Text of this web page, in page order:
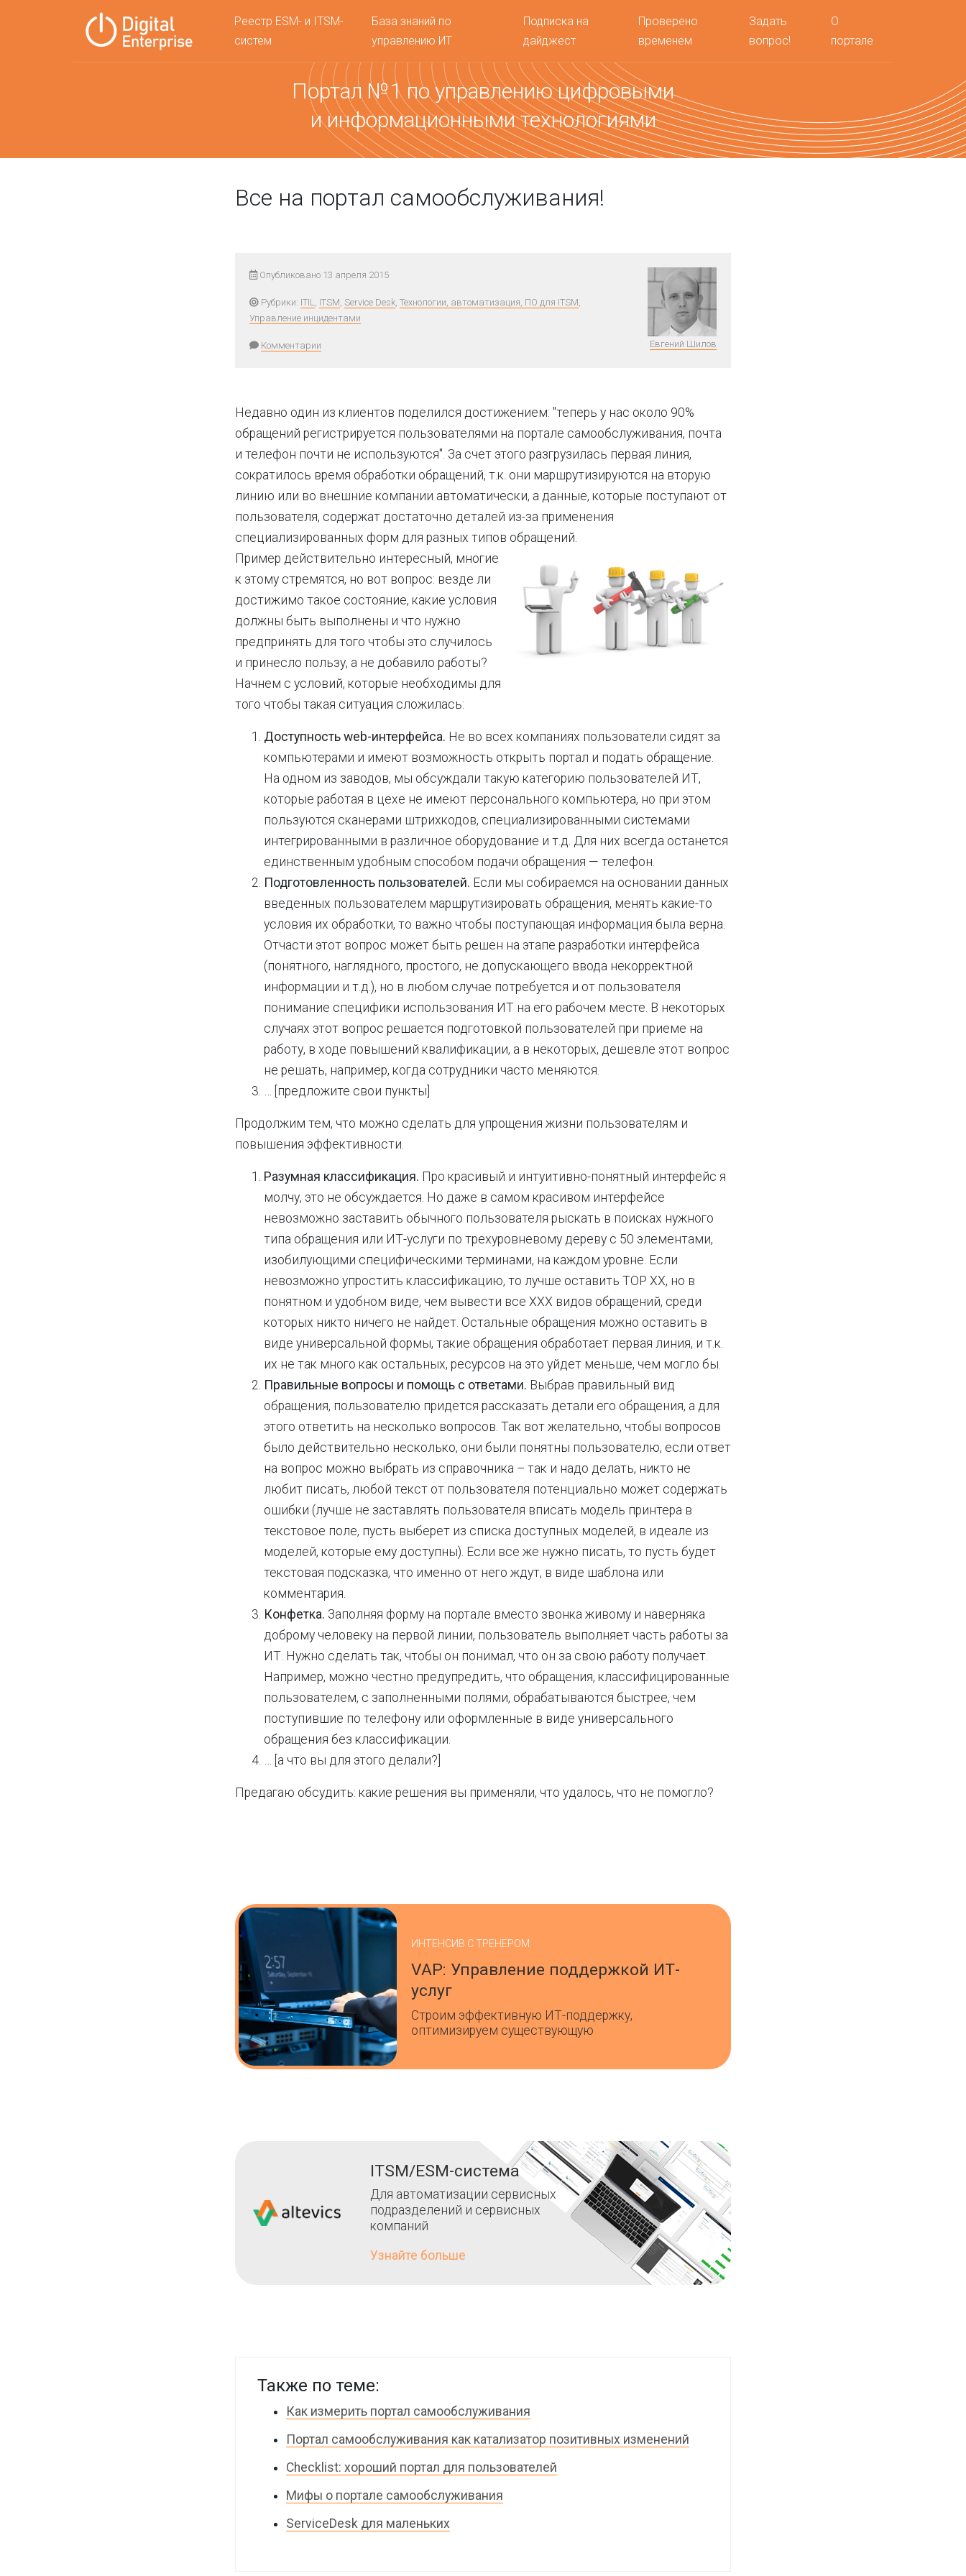
Реестр ESM- и ITSM-
систем
База знаний по
управлению ИТ
Подписка на
дайджест
Проверено
временем
Задать
вопрос!
О
портале
Портал №1 по управлению цифровыми
и информационными технологиями
Все на портал самообслуживания!
Опубликовано 13 апреля 2015
Рубрики: ITIL, ITSM, Service Desk, Технологии, автоматизация, ПО для ITSM,
Управление инцидентами
Комментарии Евгений Шилов
Недавно один из клиентов поделился достижением: "теперь у нас около 90%
обращений регистрируется пользователями на портале самообслуживания, почта
и телефон почти не используются". За счет этого разгрузилась первая линия,
сократилось время обработки обращений, т.к. они маршрутизируются на вторую
линию или во внешние компании автоматически, а данные, которые поступают от
пользователя, содержат достаточно деталей из-за применения
специализированных форм для разных типов обращений.
Пример действительно интересный, многие
к этому стремятся, но вот вопрос: везде ли
достижимо такое состояние, какие условия
должны быть выполнены и что нужно
предпринять для того чтобы это случилось
и принесло пользу, а не добавило работы?
Начнем с условий, которые необходимы для
того чтобы такая ситуация сложилась:
Доступность web-интерфейса. Не во всех компаниях пользователи сидят за
компьютерами и имеют возможность открыть портал и подать обращение.
На одном из заводов, мы обсуждали такую категорию пользователей ИТ,
которые работая в цехе не имеют персонального компьютера, но при этом
пользуются сканерами штрихкодов, специализированными системами
интегрированными в различное оборудование и т.д. Для них всегда останется
единственным удобным способом подачи обращения — телефон.
Подготовленность пользователей. Если мы собираемся на основании данных
введенных пользователем маршрутизировать обращения, менять какие-то
условия их обработки, то важно чтобы поступающая информация была верна.
Отчасти этот вопрос может быть решен на этапе разработки интерфейса
(понятного, наглядного, простого, не допускающего ввода некорректной
информации и т.д.), но в любом случае потребуется и от пользователя
понимание специфики использования ИТ на его рабочем месте. В некоторых
случаях этот вопрос решается подготовкой пользователей при приеме на
работу, в ходе повышений квалификации, а в некоторых, дешевле этот вопрос
не решать, например, когда сотрудники часто меняются.
… [предложите свои пункты]
Продолжим тем, что можно сделать для упрощения жизни пользователям и
повышения эффективности.
Разумная классификация. Про красивый и интуитивно-понятный интерфейс я
молчу, это не обсуждается. Но даже в самом красивом интерфейсе
невозможно заставить обычного пользователя рыскать в поисках нужного
типа обращения или ИТ-услуги по трехуровневому дереву с 50 элементами,
изобилующими специфическими терминами, на каждом уровне. Если
невозможно упростить классификацию, то лучше оставить TOP XX, но в
понятном и удобном виде, чем вывести все XXX видов обращений, среди
которых никто ничего не найдет. Остальные обращения можно оставить в
виде универсальной формы, такие обращения обработает первая линия, и т.к.
их не так много как остальных, ресурсов на это уйдет меньше, чем могло бы.
Правильные вопросы и помощь с ответами. Выбрав правильный вид
обращения, пользователю придется рассказать детали его обращения, а для
этого ответить на несколько вопросов. Так вот желательно, чтобы вопросов
было действительно несколько, они были понятны пользователю, если ответ
на вопрос можно выбрать из справочника – так и надо делать, никто не
любит писать, любой текст от пользователя потенциально может содержать
ошибки (лучше не заставлять пользователя вписать модель принтера в
текстовое поле, пусть выберет из списка доступных моделей, в идеале из
моделей, которые ему доступны). Если все же нужно писать, то пусть будет
текстовая подсказка, что именно от него ждут, в виде шаблона или
комментария.
Конфетка. Заполняя форму на портале вместо звонка живому и наверняка
доброму человеку на первой линии, пользователь выполняет часть работы за
ИТ. Нужно сделать так, чтобы он понимал, что он за свою работу получает.
Например, можно честно предупредить, что обращения, классифицированные
пользователем, с заполненными полями, обрабатываются быстрее, чем
поступившие по телефону или оформленные в виде универсального
обращения без классификации.
… [а что вы для этого делали?]
Предагаю обсудить: какие решения вы применяли, что удалось, что не помогло?
ИНТЕНСИВ С ТРЕНЕРОМ
VAP: Управление поддержкой ИТ-
услуг
Строим эффективную ИТ-поддержку,
оптимизируем существующую
ITSM/ESM-система
Для автоматизации сервисных
подразделений и сервисных
компаний
Узнайте больше
Также по теме:
Как измерить портал самообслуживания
Портал самообслуживания как катализатор позитивных изменений
Checklist: хороший портал для пользователей
Мифы о портале самообслуживания
ServiceDesk для маленьких